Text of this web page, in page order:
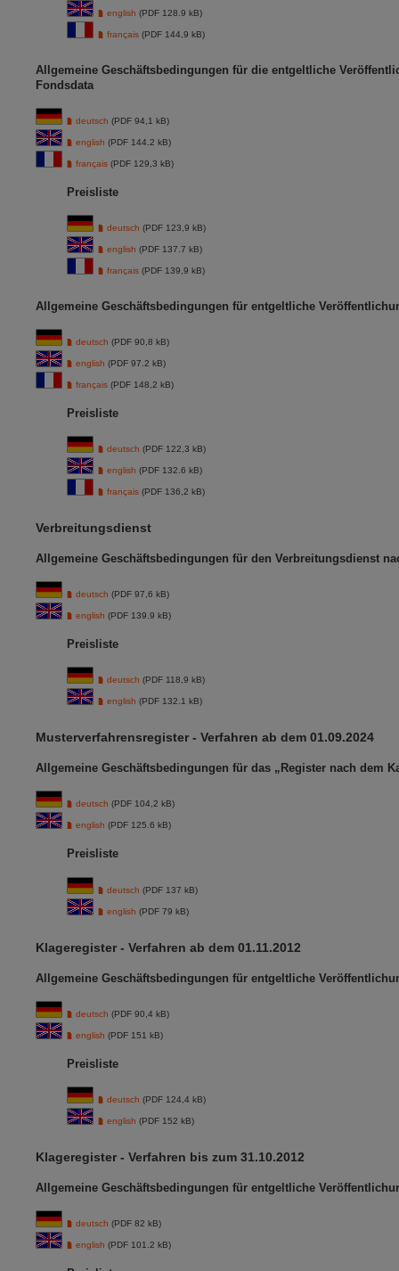
english (PDF 128.9 kB)
français (PDF 144,9 kB)
Allgemeine Geschäftsbedingungen für die entgeltliche
Fondsdata
deutsch (PDF 94,1 kB)
english (PDF 144.2 kB)
français (PDF 129,3 kB)
Preisliste
deutsch (PDF 123,9 kB)
english (PDF 137.7 kB)
français (PDF 139,9 kB)
Allgemeine Geschäftsbedingungen für entgeltliche
deutsch (PDF 90,8 kB)
english (PDF 97.2 kB)
français (PDF 148,2 kB)
Preisliste
deutsch (PDF 122,3 kB)
english (PDF 132.6 kB)
français (PDF 136,2 kB)
Verbreitungsdienst
Allgemeine Geschäftsbedingungen für den Verbreitungsdienst
deutsch (PDF 97,6 kB)
english (PDF 139.9 kB)
Preisliste
deutsch (PDF 118,9 kB)
english (PDF 132.1 kB)
Musterverfahrensregister - Verfahren ab dem 01.09.2024
Allgemeine Geschäftsbedingungen für das „Register nach dem
deutsch (PDF 104,2 kB)
english (PDF 125.6 kB)
Preisliste
deutsch (PDF 137 kB)
english (PDF 79 kB)
Klageregister - Verfahren ab dem 01.11.2012
Allgemeine Geschäftsbedingungen für entgeltliche
deutsch (PDF 90,4 kB)
english (PDF 151 kB)
Preisliste
deutsch (PDF 124,4 kB)
english (PDF 152 kB)
Klageregister - Verfahren bis zum 31.10.2012
Allgemeine Geschäftsbedingungen für entgeltliche
deutsch (PDF 82 kB)
english (PDF 101.2 kB)